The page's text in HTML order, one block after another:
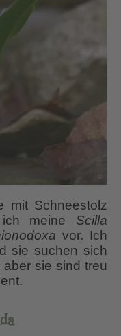
mit Schneestolz
ich meine Scilla
vor. Ich
sie suchen sich
sie sind treu